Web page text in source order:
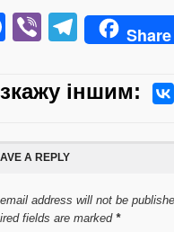
Facebook
Viber Share
iншим:
A REPLY
address will not be
fields are marked*